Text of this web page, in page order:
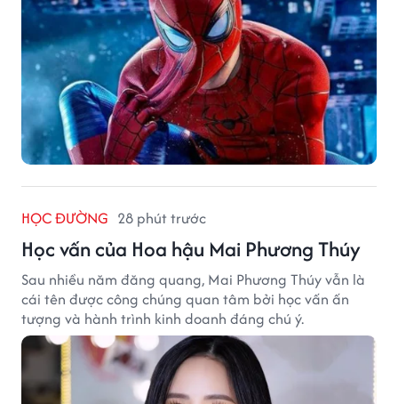
HỌC ĐƯỜNG 28 phút trước
Học vấn của Hoa hậu Mai Phương Thúy
Sau nhiều năm đăng quang, Mai Phương Thúy vẫn là
cái tên được công chúng quan tâm bởi học vấn ấn
tượng và hành trình kinh doanh đáng chú ý.